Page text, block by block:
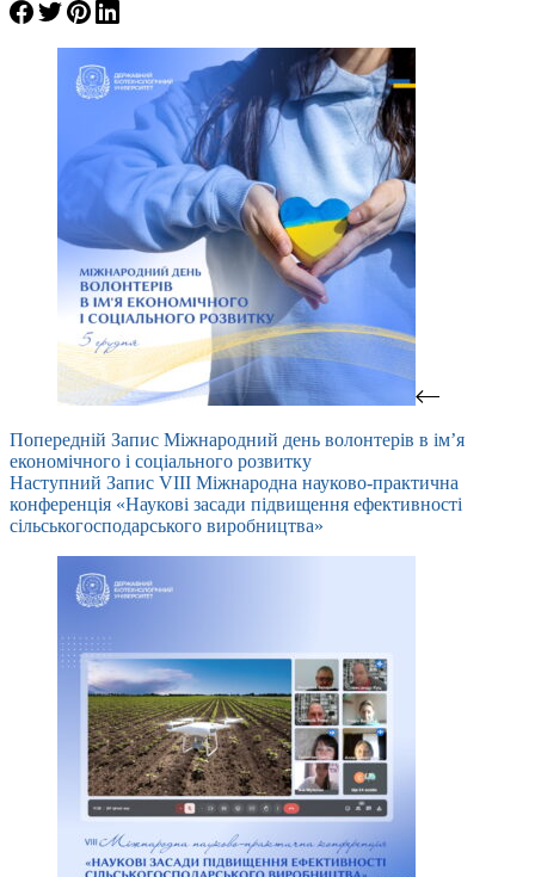
Попередній Запис Міжнародний день волонтерів в ім’я
економічного і соціального розвитку
Наступний Запис VІІІ Міжнародна науково-практична
конференція «Наукові засади підвищення ефективності
сільськогосподарського виробництва»